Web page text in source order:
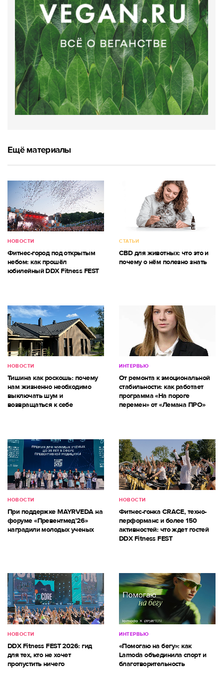
Ещё материалы
НОВОСТИ
Фитнес-город под открытым
небом: как прошёл
юбилейный DDX Fitness FEST
СТАТЬИ
CBD для животных: что это и
почему о нём полезно знать
НОВОСТИ
Тишина как роскошь: почему
нам жизненно необходимо
выключать шум и
возвращаться к себе
ИНТЕРВЬЮ
От ремонта к эмоциональной
стабильности: как работает
программа «На пороге
перемен» от «Лемана ПРО»
НОВОСТИ
При поддержке MAYRVEDA на
форуме «Превентмед’26»
наградили молодых ученых
НОВОСТИ
Фитнес-гонка CRACE, техно-
перформанс и более 150
активностей: что ждет гостей
DDX Fitness FEST
НОВОСТИ
DDX Fitness FEST 2026: гид
для тех, кто не хочет
пропустить ничего
ИНТЕРВЬЮ
«Помогаю на бегу»: как
Lamoda объединила спорт и
благотворительность